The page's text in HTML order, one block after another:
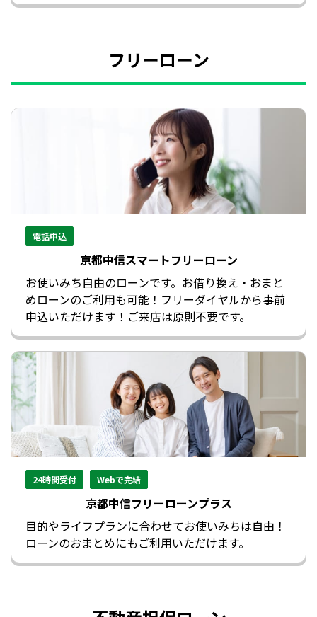
フリーローン
電話申込
京都中信スマートフリーローン
お使いみち自由のローンです。お借り換え・おまと
めローンのご利用も可能！フリーダイヤルから事前
申込いただけます！ご来店は原則不要です。
24時間受付 Webで完結
京都中信フリーローンプラス
目的やライフプランに合わせてお使いみちは自由！
ローンのおまとめにもご利用いただけます。